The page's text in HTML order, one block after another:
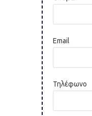
Email
Τηλέφωνο